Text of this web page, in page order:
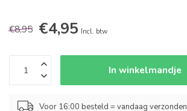
€8,95 €4,95 Incl. btw
In winkelmandje
Voor 16:00 besteld = vandaag verzonden